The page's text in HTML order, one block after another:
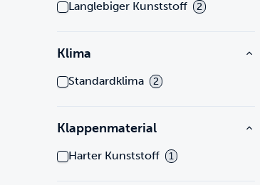
Langlebiger Kunststoff 2
Klima
Standardklima 2
Klappenmaterial
Harter Kunststoff 1